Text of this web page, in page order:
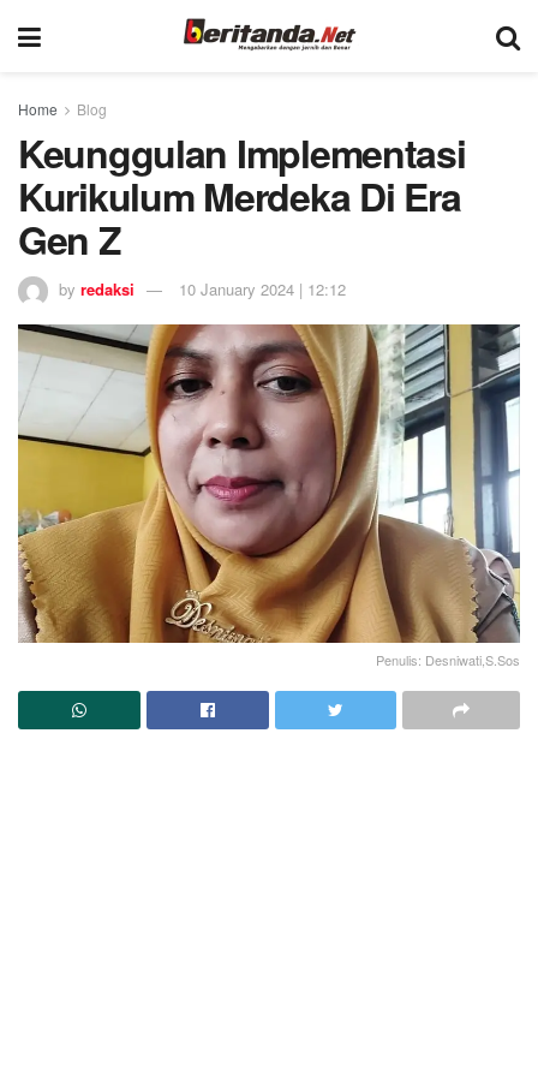
Home Blog
Keunggulan Implementasi
Kurikulum Merdeka Di Era
Gen Z
by redaksi 10 January 2024 | 12:12
Penulis: Desniwati,S.Sos